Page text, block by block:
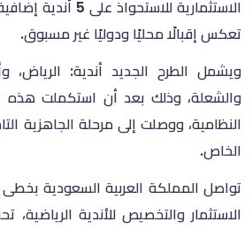
الاستثمارية
تعكس إقبالًا محليًا ودوليًا غير مسبوق.
ويشمل الطرح الجديد أندية: الرياض،
والشعلة، وذلك بعد أن استكملت هذه
النظامية، ووصلت إلى مرحلة الجاهزية
الخاص.
تواصل المملكة العربية السعودية
الاستثمار والتخصيص للأندية